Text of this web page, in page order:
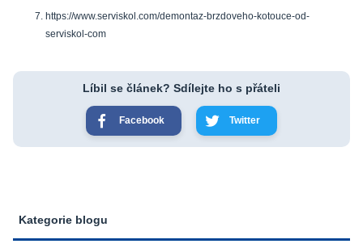
Kategorie blogu
https://www.serviskol.com/demontaz-brzdoveho-kotouce-od-
serviskol-com
Líbil se článek? Sdílejte ho s přáteli
Facebook Twitter